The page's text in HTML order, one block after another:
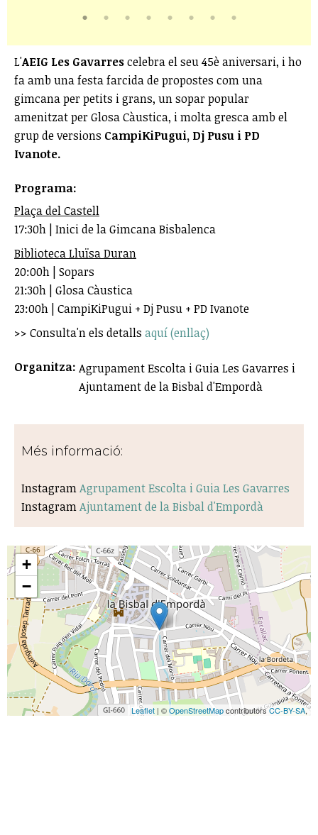
L'AEIG Les Gavarrescelebra el seu 45è aniversari, i ho
fa amb una festa farcida de propostes com una
gimcana per petits i grans, un sopar popular
amenitzat per Glosa Càustica, i molta gresca amb el
grup de versions CampiKiPugui, Dj Pusu i PD
Ivanote.
Programa:
Plaça del Castell
17:30h | Inici de la Gimcana Bisbalenca
Biblioteca Lluïsa Duran
20:00h | Sopars
21:30h | Glosa Càustica
23:00h | CampiKiPugui + Dj Pusu + PD Ivanote
>> Consulta'n els detalls aquí (enllaç)
Organitza: Agrupament Escolta i Guia Les Gavarres i
Ajuntament de la Bisbal d'Empordà
Més informació:
InstagramAgrupament Escolta i Guia Les Gavarres
InstagramAjuntament de la Bisbal d'Empordà
+
−
Leaflet | ©OpenStreetMapcontributorsCC-BY-SA,